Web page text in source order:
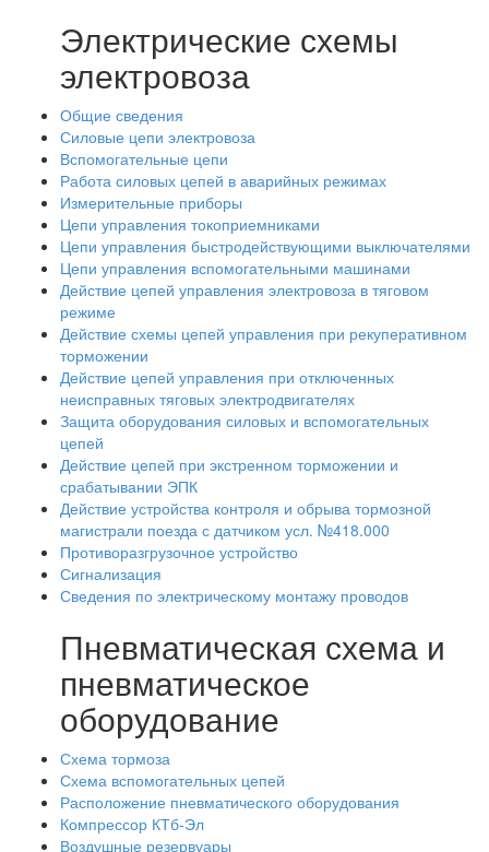
Электрические схемы
электровоза
Общие сведения
Силовые цепи электровоза
Вспомогательные цепи
Работа силовых цепей в аварийных режимах
Измерительные приборы
Цепи управления токоприемниками
Цепи управления быстродействующими выключателями
Цепи управления вспомогательными машинами
Действие цепей управления электровоза в тяговом
режиме
Действие схемы цепей управления при рекуперативном
торможении
Действие цепей управления при отключенных
неисправных тяговых электродвигателях
Защита оборудования силовых и вспомогательных
цепей
Действие цепей при экстренном торможении и
срабатывании ЭПК
Действие устройства контроля и обрыва тормозной
магистрали поезда с датчиком усл. №418.000
Противоразгрузочное устройство
Сигнализация
Сведения по электрическому монтажу проводов
Пневматическая схема и
пневматическое
оборудование
Схема тормоза
Схема вспомогательных цепей
Расположение пневматического оборудования
Компрессор КТб-Эл
Воздушные резервуары